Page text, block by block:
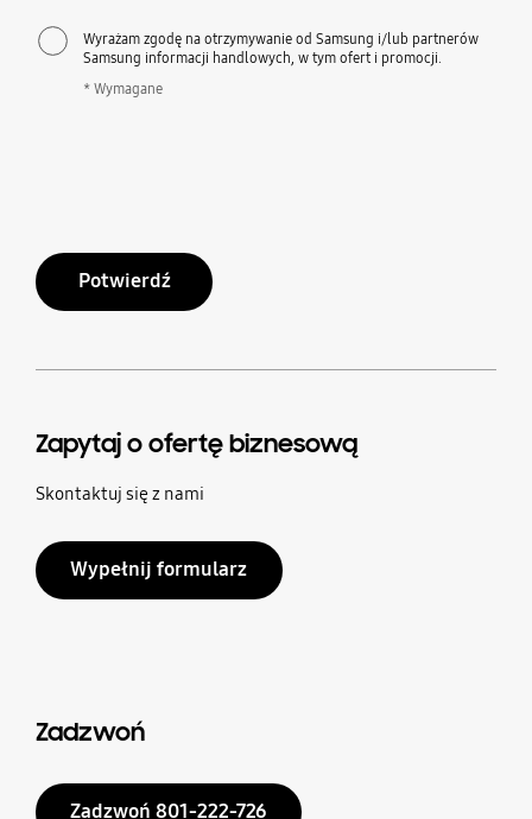
Wyrażam zgodę na otrzymywanie od Samsung i/lub partnerów
Samsung informacji handlowych, w tym ofert i promocji.
* Wymagane
Potwierdź
Zapytaj o ofertę biznesową
Skontaktuj się z nami
Wypełnij formularz
Zadzwoń
Zadzwoń 801-222-726